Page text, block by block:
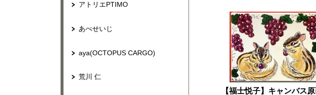
アトリエPTIMO
あべせいじ
aya(OCTOPUS CARGO)
荒川 仁